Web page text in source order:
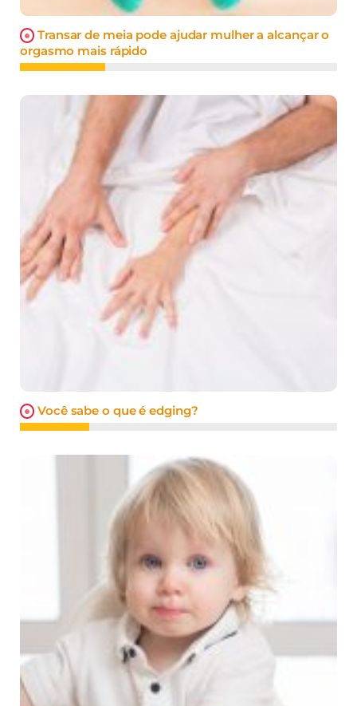
Transar de meia pode ajudar mulher a alcançar o
orgasmo mais rápido
Você sabe o que é edging?